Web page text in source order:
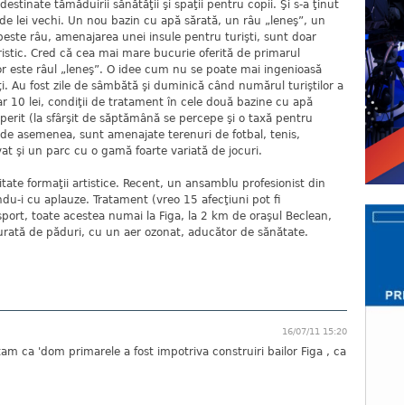
tămăduirii sănătăţii şi spaţii pentru copii. Şi s-a ţinut
lei vechi. Un nou bazin cu apă sărată, un râu „leneş”, un
râu, amenajarea unei insule pentru turişti, sunt doar
Cred că cea mai mare bucurie oferită de primarul
este râul „leneş”. O idee cum nu se poate mai ingenioasă
Au fost zile de sâmbătă şi duminică când numărul turiştilor a
10 lei, condiţii de tratament în cele două bazine cu apă
(la sfârşit de săptămână se percepe şi o taxă pentru
asemenea, sunt amenajate terenuri de fotbal, tenis,
şi un parc cu o gamă foarte variată de jocuri.
formaţii artistice. Recent, un ansamblu profesionist din
i cu aplauze. Tratament (vreo 15 afecţiuni pot fi
toate acestea numai la Figa, la 2 km de oraşul Beclean,
de păduri, cu un aer ozonat, aducător de sănătate.
16/07/11 15:20
ca 'dom primarele a fost impotriva construiri bailor Figa , ca